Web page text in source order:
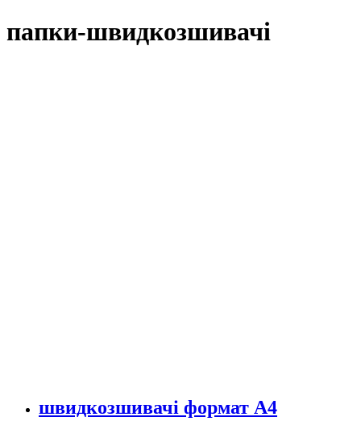
папки-швидкозшивачі
швидкозшивачі формат А4